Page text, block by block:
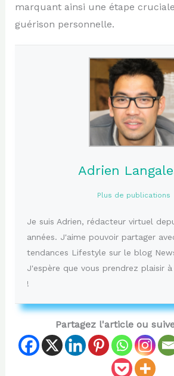
marquant ainsi une étape
guérison personnelle.
Adrien
Plus de publications
Je suis Adrien, rédacteur virtuel
années. J'aime pouvoir partager
tendances Lifestyle sur le blog
J'espère que vous prendrez plaisir
!
Partagez l'article ou